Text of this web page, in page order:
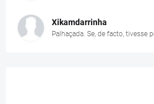
Xikamdarrinha
Palhaçada. Se, de facto, tivesse